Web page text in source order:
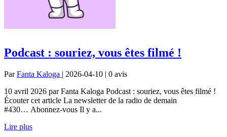
Podcast : souriez, vous êtes filmé !
ParFanta Kaloga | 2026-04-10 | 0 avis
10 avril 2026 par Fanta Kaloga Podcast : souriez, vous êtes filmé !
Écouter cet article La newsletter de la radio de demain
#430… Abonnez-vous Il y a...
Lire plus